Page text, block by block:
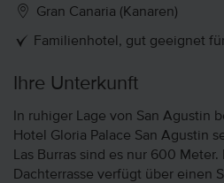
Gran Canaria (Kanaren)
Familienhotel, gut geeignet
Ihre Unterkunft
In ruhiger Lage von San Agustin
Hotel Gloria Palace San Agustin
Las Burras sind es nur 600
Dachterrasse verfügt über einen